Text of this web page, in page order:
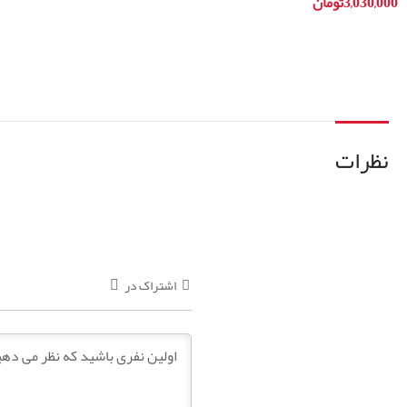
نظرات
اشتراک در